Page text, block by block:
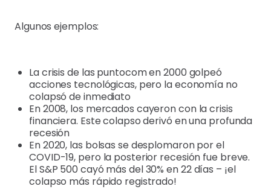
Algunos ejemplos:
La crisis de las puntocom en 2000 golpeó
acciones tecnológicas, pero la economía no
colapsó de inmediato
En 2008, los mercados cayeron con la crisis
financiera. Este colapso derivó en una profunda
recesión
En 2020, las bolsas se desplomaron por el
COVID-19, pero la posterior recesión fue breve.
El S&P 500 cayó más del 30% en 22 días – ¡el
colapso más rápido registrado!